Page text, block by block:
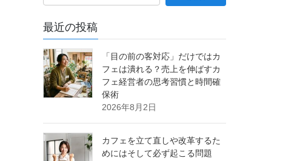
最近の投稿
「目の前の客対応」だけではカ
フェは潰れる？売上を伸ばすカ
フェ経営者の思考習慣と時間確
保術
2026年8月2日
カフェを立て直しや改革するた
めにはそして必ず起こる問題